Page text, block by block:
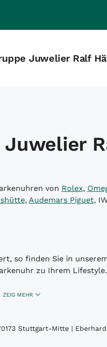
Juwelier Ralf
von Rolex,
, Audemars Piguet,
so finden Sie in
zu Ihrem Lifestyle.
ZEIG MEHR
Stuttgart-Mitte |